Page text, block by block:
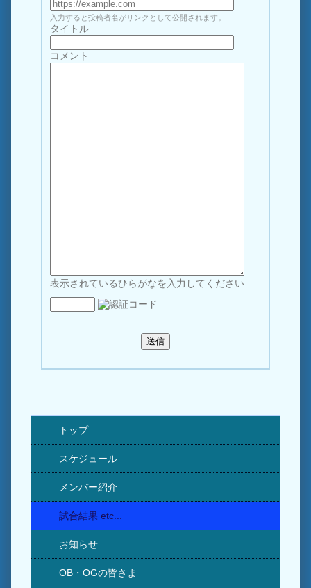
入力すると投稿者名がリンクとして公開されます。
タイトル
コメント
表示されているひらがなを入力してください
トップ
スケジュール
メンバー紹介
試合結果 etc...
お知らせ
OB・OGの皆さま